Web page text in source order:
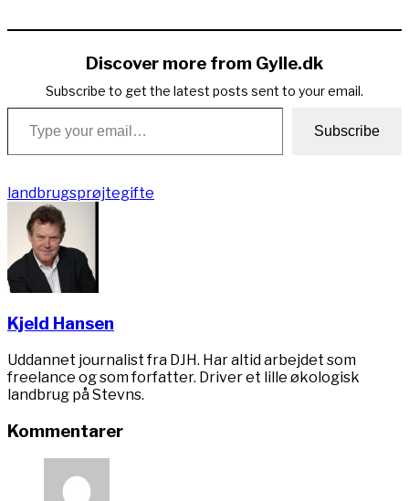
Link
Discover more from Gylle.dk
Subscribe to get the latest posts sent to your email.
Type your email…
Subscribe
landbrugsprøjtegifte
Kjeld Hansen
Uddannet journalist fra DJH. Har altid arbejdet som
freelance og som forfatter. Driver et lille økologisk
landbrug på Stevns.
Kommentarer